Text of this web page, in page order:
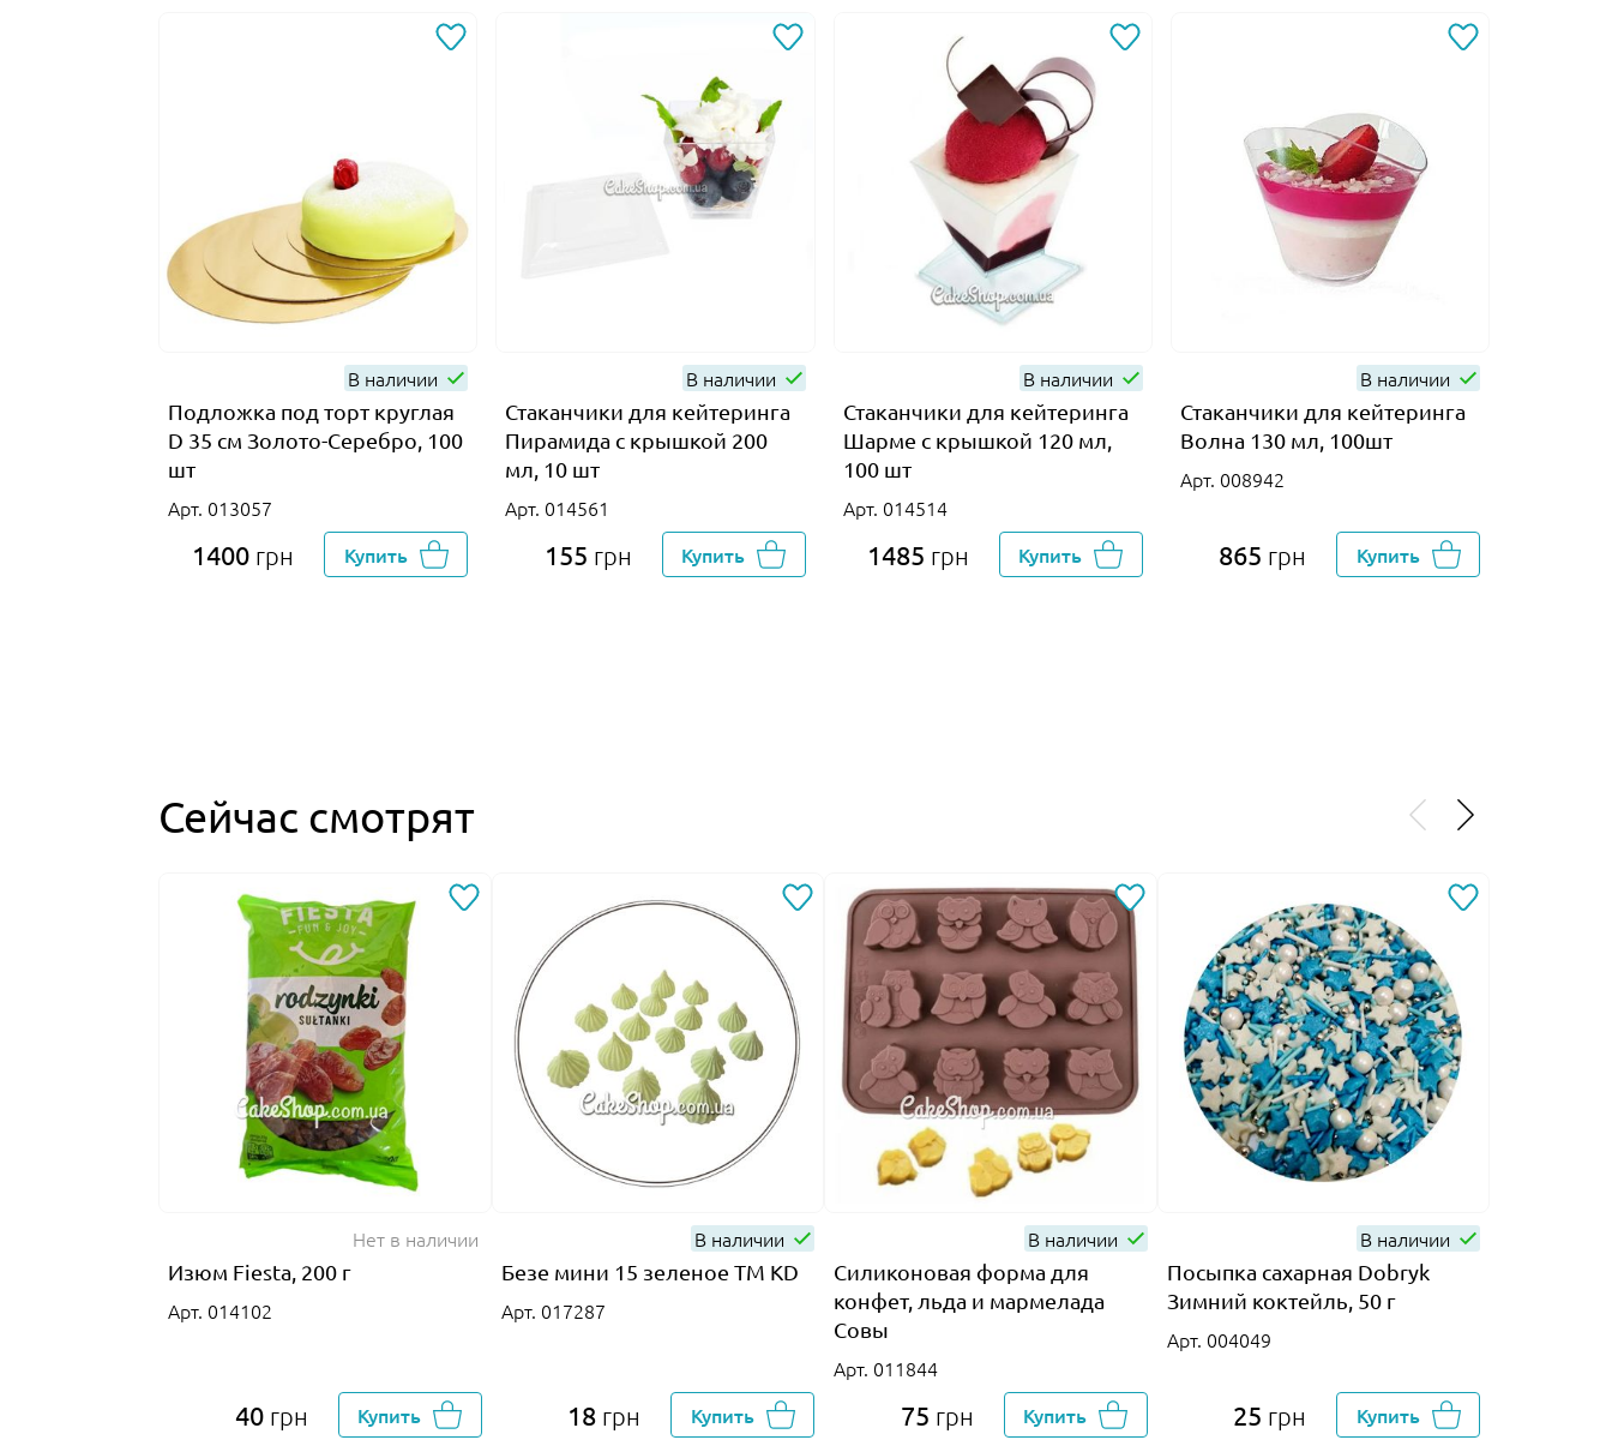
В наличии
Подложка под торт круглая
D 35 см Золото-Серебро, 100
шт
Арт. 013057
1400 грн Купить
В наличии
Стаканчики для кейтеринга
Пирамида с крышкой 200
мл, 10 шт
Арт. 014561
155 грн Купить
В наличии
Стаканчики для кейтеринга
Шарме с крышкой 120 мл,
100 шт
Арт. 014514
1485 грн Купить
В наличии
Стаканчики для кейтеринга
Волна 130 мл, 100шт
Арт. 008942
865 грн Купить
Сейчас смотрят
Нет в наличии
Изюм Fiesta, 200 г
Арт. 014102
40грн Купить
В наличии
Безе мини 15 зеленое ТМ KD
Арт. 017287
18 грн Купить
В наличии
Силиконовая форма для
конфет, льда и мармелада
Совы
Арт. 011844
75 грн Купить
В наличии
Посыпка сахарная Dobryk
Зимний коктейль, 50 г
Арт. 004049
25 грн Купить